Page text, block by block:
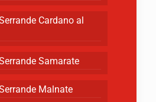
Cardano al
Samarate
Malnate